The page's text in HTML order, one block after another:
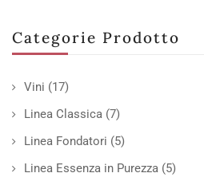
Categorie Prodotto
Vini (17)
Linea Classica (7)
Linea Fondatori (5)
Linea Essenza in Purezza (5)